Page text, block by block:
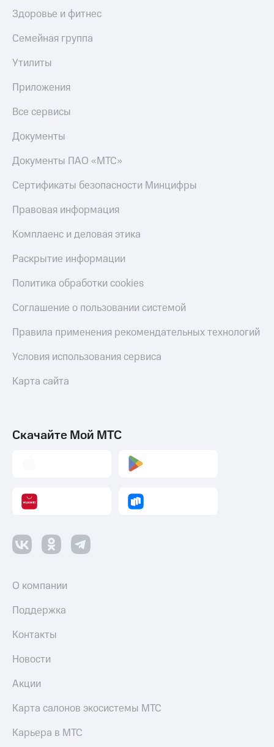
Здоровье и фитнес
Семейная группа
Утилиты
Приложения
Все сервисы
Документы
Документы ПАО «МТС»
Сертификаты безопасности Минцифры
Правовая информация
Комплаенс и деловая этика
Раскрытие информации
Политика обработки cookies
Соглашение о пользовании системой
Правила применения рекомендательных технологий
Условия использования сервиса
Карта сайта
Скачайте Мой МТС
О компании
Поддержка
Контакты
Новости
Акции
Карта салонов экосистемы МТС
Карьера в МТС